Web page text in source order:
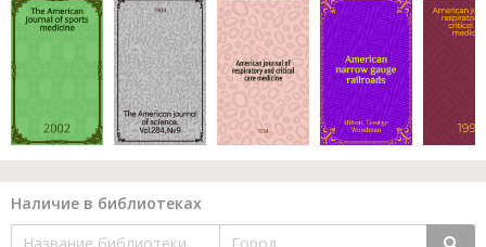
Наличие в библиотеках